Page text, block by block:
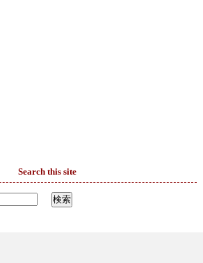
Search this site